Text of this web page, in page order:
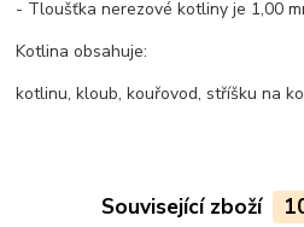
- Tloušťka nerezové kotliny je 1,00
Kotlina obsahuje:
kotlinu, kloub, kouřovod, stříšku na
Související zboží